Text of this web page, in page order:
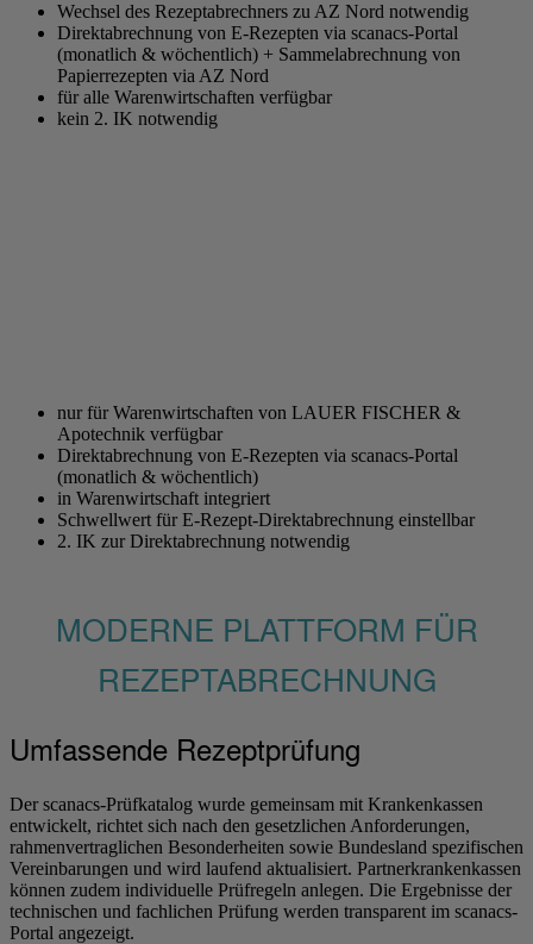
Wechsel des Rezeptabrechners zu AZ Nord notwendig
Direktabrechnung von E-Rezepten via scanacs-Portal
(monatlich & wöchentlich) + Sammelabrechnung von
Papierrezepten via AZ Nord
für alle Warenwirtschaften verfügbar
kein 2. IK notwendig
nur für Warenwirtschaften von LAUER FISCHER &
Apotechnik verfügbar
Direktabrechnung von E-Rezepten via scanacs-Portal
(monatlich & wöchentlich)
in Warenwirtschaft integriert
Schwellwert für E-Rezept-Direktabrechnung einstellbar
2. IK zur Direktabrechnung notwendig
MODERNE PLATTFORM FÜR
REZEPTABRECHNUNG
Umfassende Rezeptprüfung
Der scanacs-Prüfkatalog wurde gemeinsam mit Krankenkassen
entwickelt, richtet sich nach den gesetzlichen Anforderungen,
rahmenvertraglichen Besonderheiten sowie Bundesland spezifischen
Vereinbarungen und wird laufend aktualisiert. Partnerkrankenkassen
können zudem individuelle Prüfregeln anlegen. Die Ergebnisse der
technischen und fachlichen Prüfung werden transparent im scanacs-
Portal angezeigt.